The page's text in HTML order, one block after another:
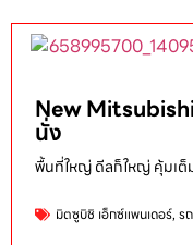
New
นั่ง
พื้นที่ใหญ่ ดีลก็ใหญ่ คุ้มเ
มิตซูบิชิ เอ็กซ์แพนเดอร์,ร